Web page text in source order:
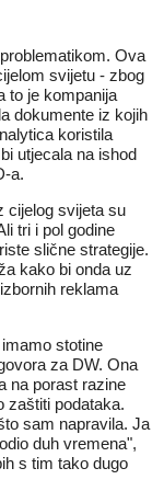
Ova
svijetu - zbog
to je kompanija
dokumente iz kojih
koristila
utjecala na ishod
a.
cijelog svijeta su
tri i pol godine
slične strategije.
kako bi onda uz
reklama
stotine
za DW. Ona
na porast razine
zaštiti podataka.
sam napravila. Ja
duh vremena",
s tim tako dugo